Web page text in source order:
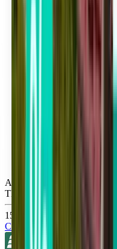
Atlanta ATL
Thu, Sep 17
152 lei
Căutare